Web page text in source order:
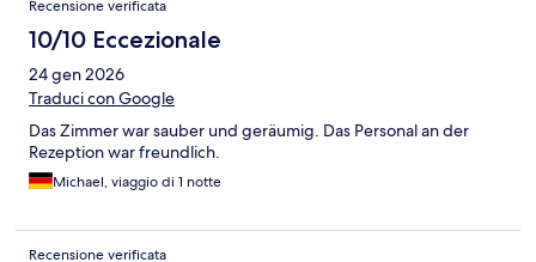
Recensione verificata
10/10 Eccezionale
24 gen 2026
Traduci con Google
Das Zimmer war sauber und geräumig. Das Personal an der
Rezeption war freundlich.
Michael, viaggio di 1 notte
Recensione verificata